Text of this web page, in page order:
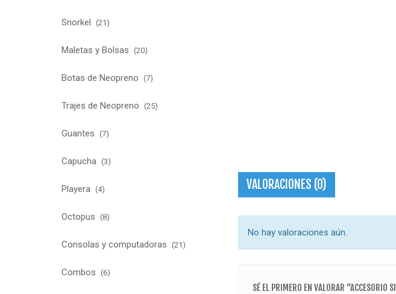
VALORACIONES (0)
No hay valoraciones aún.
SÉ EL PRIMERO EN VALORAR “ACCESORIO
Snorkel (21)
Maletas y Bolsas (20)
Botas de Neopreno (7)
Trajes de Neopreno (25)
Guantes (7)
Capucha (3)
Playera (4)
Octopus (8)
Consolas y computadoras (21)
Combos (6)